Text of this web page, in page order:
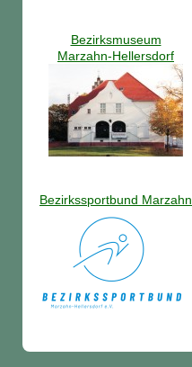
Bezirksmuseum
Marzahn-Hellersdorf
Bezirkssportbund Marzahn